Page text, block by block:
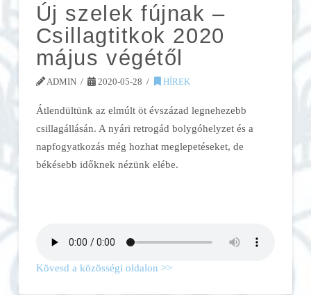
Új szelek fújnak –
Csillagtitkok 2020
május végétől
ADMIN 2020-05-28 HÍREK
Átlendültünk az elmúlt öt évszázad legnehezebb
csillagállásán. A nyári retrogád bolygóhelyzet és a
napfogyatkozás még hozhat meglepetéseket, de
békésebb időknek nézünk elébe.
Kövesd a közösségi oldalon >>